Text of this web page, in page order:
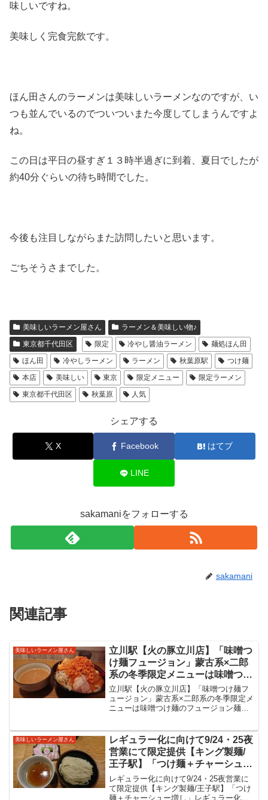
味しいですね。
美味しく完食完飲です。
ほん田さんのラーメンは美味しいラーメンなのですが、い
つも並んでいるのでついついまた今度してしまうんですよ
ね。
この日は平日の昼すぎ１３時半過ぎに到着、夏日でしたが
約40分ぐらいの待ち時間でした。
今後も注目しながらまた訪問したいと思います。
ごちそうさまでした。
美味しいラーメン屋さん
ラーメン＆美味しい物♪
東京都千代田区
限定 冷やし醤油ラーメン
麺処ほん田
ほん田
冷やしラーメン ラーメン 秋葉原駅
つけ麺
本店
美味しい 東京 限定メニュー
限定ラーメン
東京都千代田区
秋葉原 人気
シェアする
X Facebook はてブ
LINE
sakamaniをフォローする
sakamani
関連記事
美味しいラーメン屋さん
立川駅【火の豚立川店】「味噌つ
け麺フュージョン」蒙古系×二郎
系の冬季限定メニューは味噌つけ
麺のフュージョン麺！汗をかきな
がら食べ進めるフュージョン！
立川駅【火の豚立川店】「味噌つけ麺フ
ュージョン」蒙古系×二郎系の冬季限定メ
ニューは味噌つけ麺のフュージョン麺！
系の辛さと二郎系の盛りは相性が良いと
感じますね。立川駅前のラ...
美味しいラーメン屋さん
レギュラー化に向けて9/24・25夜
営業にて限定提供【キング製麺/
王子駅】「つけ麺＋チャーシュー
増し」レギュラー化に向けて夜営
業にて限定提供のつけ麺。すっき
レギュラー化に向けて9/24・25夜営業に
て限定提供【キング製麺/王子駅】「つけ
麺＋チャーシュー増し」レギュラー化に